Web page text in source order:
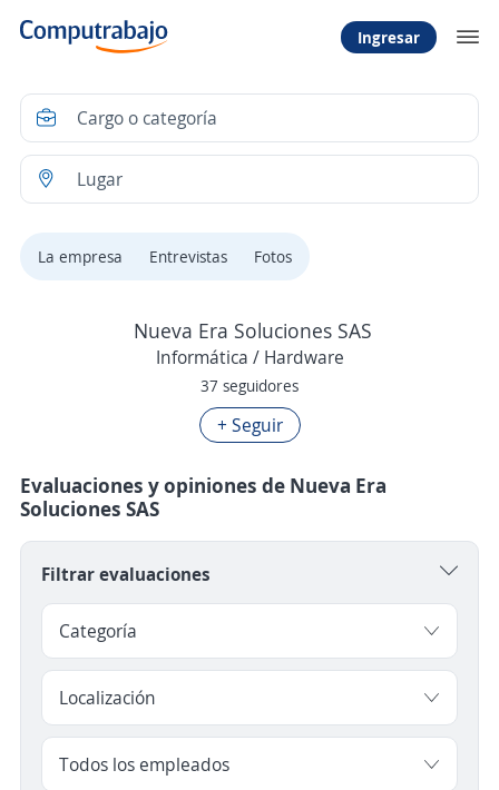
Ingresar
La empresa Entrevistas Fotos
Nueva Era Soluciones SAS
Informática / Hardware
37 seguidores
+ Seguir
Evaluaciones y opiniones de Nueva Era
Soluciones SAS
Filtrar evaluaciones